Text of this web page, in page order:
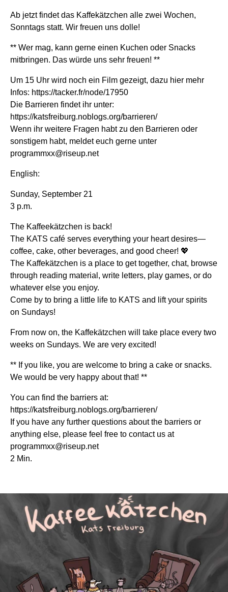
Ab jetzt findet das Kaffekätzchen alle zwei Wochen,
Sonntags statt. Wir freuen uns dolle!
** Wer mag, kann gerne einen Kuchen oder Snacks
mitbringen. Das würde uns sehr freuen! **
Um 15 Uhr wird noch ein Film gezeigt, dazu hier mehr
Infos: https://tacker.fr/node/17950
Die Barrieren findet ihr unter:
https://katsfreiburg.noblogs.org/barrieren/
Wenn ihr weitere Fragen habt zu den Barrieren oder
sonstigem habt, meldet euch gerne unter
programmxx@riseup.net
English:
Sunday, September 21
3 p.m.
The Kaffeekätzchen is back!
The KATS café serves everything your heart desires—
coffee, cake, other beverages, and good cheer! 💖
The Kaffekätzchen is a place to get together, chat, browse
through reading material, write letters, play games, or do
whatever else you enjoy.
Come by to bring a little life to KATS and lift your spirits
on Sundays!
From now on, the Kaffekätzchen will take place every two
weeks on Sundays. We are very excited!
** If you like, you are welcome to bring a cake or snacks.
We would be very happy about that! **
You can find the barriers at:
https://katsfreiburg.noblogs.org/barrieren/
If you have any further questions about the barriers or
anything else, please feel free to contact us at
programmxx@riseup.net
2 Min.